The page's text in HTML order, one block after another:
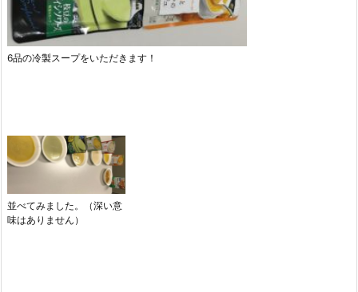
6品の冷製スープをいただきます！
並べてみました。（深い意
味はありません）